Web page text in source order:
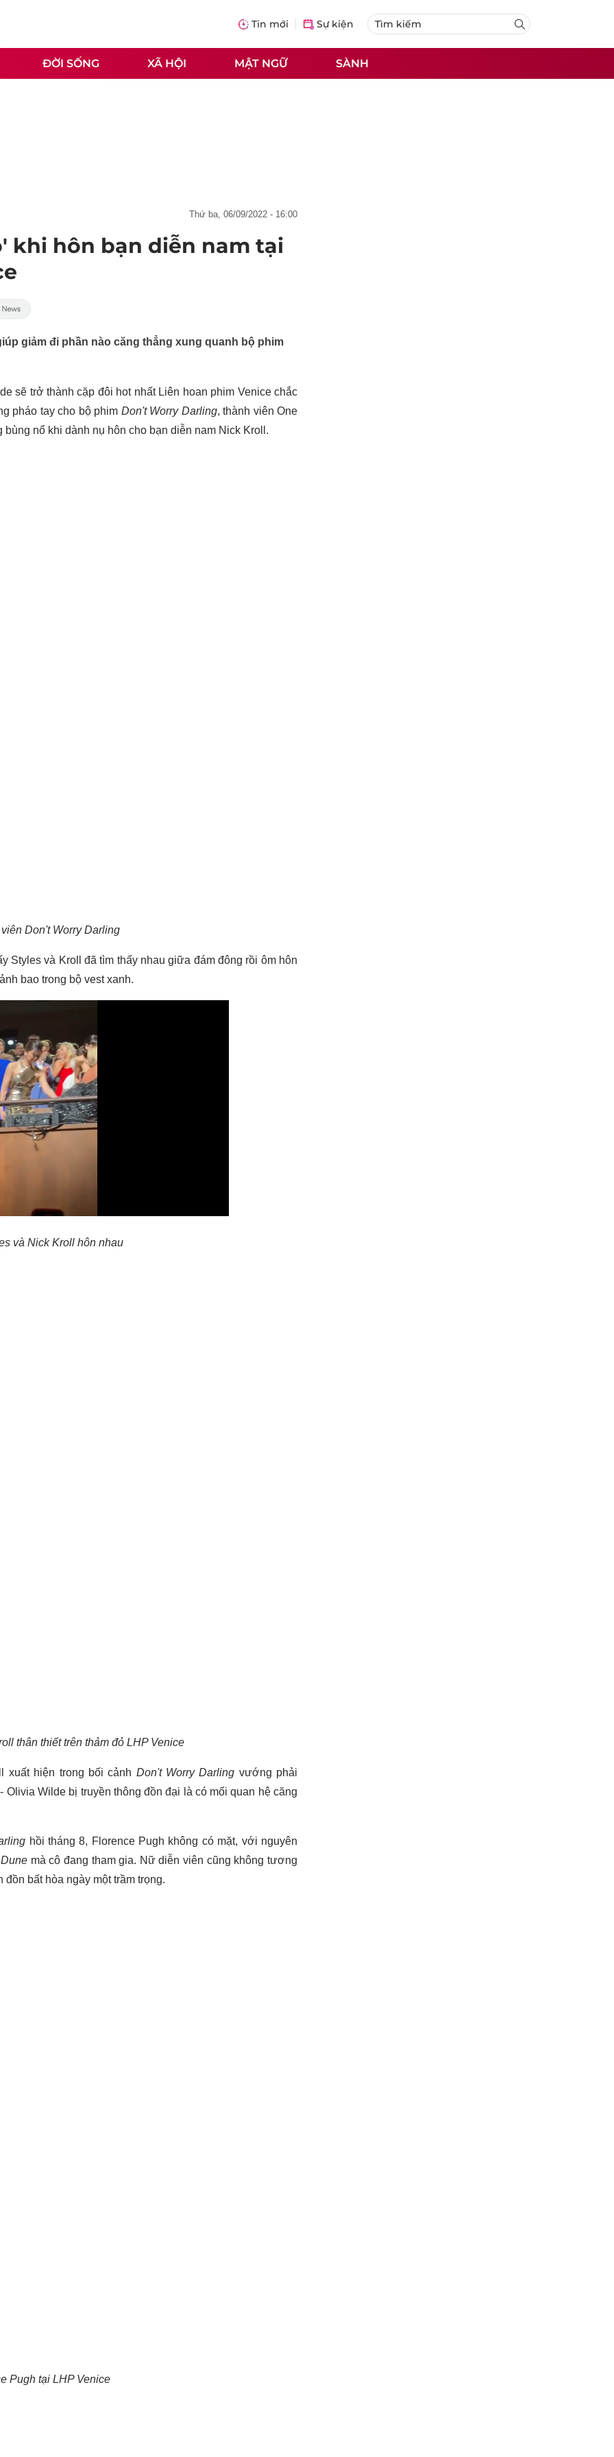
Tin mới Sự kiện
ĐỜI SỐNG XÃ HỘI MẬT NGỮ SÀNH
thứ ba, 06/09/2022 - 16:00
khi hôn bạn diễn nam tại
giảm đi phần nào căng thẳng xung quanh bộ phim
sẽ trở thành cặp đôi hot nhất Liên hoan phim Venice chắc
pháo tay cho bộ phim Don't Worry Darling, thành viên One
nổ khi dành nụ hôn cho bạn diễn nam Nick Kroll.
Don't Worry Darling
Styles và Kroll đã tìm thấy nhau giữa đám đông rồi ôm hôn
bao trong bộ vest xanh.
và Nick Kroll hôn nhau
thân thiết trên thảm đỏ LHP Venice
xuất hiện trong bối cảnh Don't Worry Darling vướng phải
Wilde bị truyền thông đồn đại là có mối quan hệ căng
hồi tháng 8, Florence Pugh không có mặt, với nguyên
Dune mà cô đang tham gia. Nữ diễn viên cũng không tương
bất hòa ngày một trầm trọng.
Pugh tại LHP Venice